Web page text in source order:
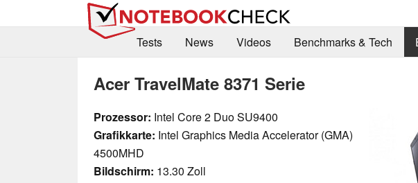
Tests
News Videos Benchmarks & Tech
Acer TravelMate 8371 Serie
Prozessor: Intel Core 2 Duo SU9400
Grafikkarte: Intel Graphics Media Accelerator (GMA)
4500MHD
Bildschirm: 13.30 Zoll